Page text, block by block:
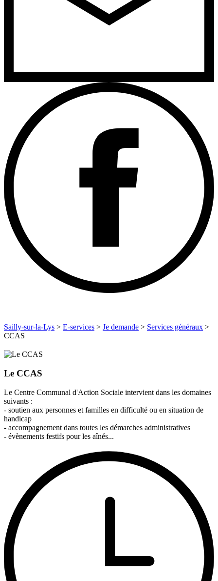
Sailly-sur-la-Lys > E-services > Je demande > Services généraux >
CCAS
Le CCAS
Le Centre Communal d'Action Sociale intervient dans les domaines
suivants :
- soutien aux personnes et familles en difficulté ou en situation de
handicap
- accompagnement dans toutes les démarches administratives
- évènements festifs pour les aînés...